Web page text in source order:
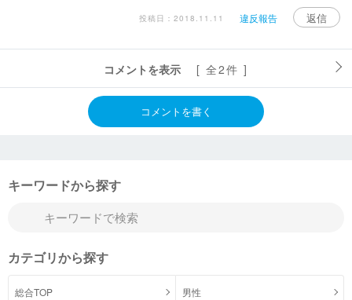
投稿日：2018.11.11 違反報告 返信
コメントを表示 [ 全2件 ]
コメントを書く
キーワードから探す
カテゴリから探す
総合TOP 男性